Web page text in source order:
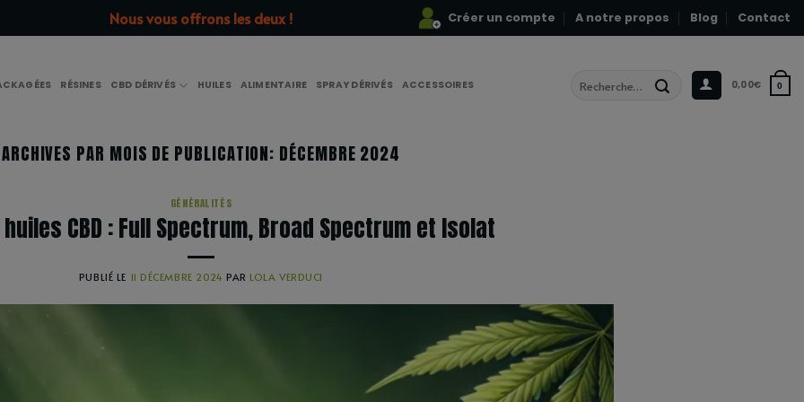
Nous vous offrons les deux ! Créer un compte A notre propos Blog Contact
RÉSINES CBD DÉRIVÉS HUILES ALIMENTAIRE SPRAY DÉRIVÉS ACCESSOIRES
pour :
0,00€ 0
ARCHIVES PAR MOIS DE PUBLICATION: DÉCEMBRE 2024
GÉNÉRALITÉS
CBD : Full Spectrum, Broad Spectrum et Isolat
PUBLIÉ LE 11 DÉCEMBRE 2024 PAR LOLA VERDUCI